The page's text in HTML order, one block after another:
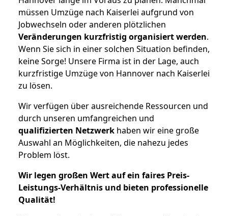
müssen Umzüge nach Kaiserlei aufgrund von
Jobwechseln oder anderen plötzlichen
Veränderungen kurzfristig organisiert werden.
Wenn Sie sich in einer solchen Situation befinden,
keine Sorge! Unsere Firma ist in der Lage, auch
kurzfristige Umzüge von Hannover nach Kaiserlei
zu lösen.
Wir verfügen über ausreichende Ressourcen und
durch unseren umfangreichen und
qualifizierten Netzwerk haben wir eine große
Auswahl an Möglichkeiten, die nahezu jedes
Problem löst.
Wir legen großen Wert auf ein faires Preis-
Leistungs-Verhältnis und bieten professionelle
Qualität!